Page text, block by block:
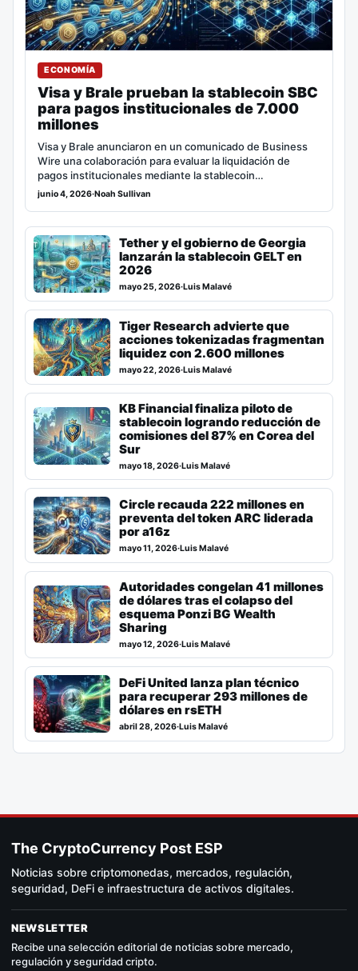
ECONOMÍA
Visa y Brale prueban la stablecoin SBC
para pagos institucionales de 7.000
millones
Visa y Brale anunciaron en un comunicado de Business
Wire una colaboración para evaluar la liquidación de
pagos institucionales mediante la stablecoin…
junio 4, 2026·Noah Sullivan
Tether y el gobierno de Georgia
lanzarán la stablecoin GELT en
2026
mayo 25, 2026·Luis Malavé
Tiger Research advierte que
acciones tokenizadas fragmentan
liquidez con 2.600 millones
mayo 22, 2026·Luis Malavé
KB Financial finaliza piloto de
stablecoin logrando reducción de
comisiones del 87% en Corea del
Sur
mayo 18, 2026·Luis Malavé
Circle recauda 222 millones en
preventa del token ARC liderada
por a16z
mayo 11, 2026·Luis Malavé
Autoridades congelan 41 millones
de dólares tras el colapso del
esquema Ponzi BG Wealth
Sharing
mayo 12, 2026·Luis Malavé
DeFi United lanza plan técnico
para recuperar 293 millones de
dólares en rsETH
abril 28, 2026·Luis Malavé
The CryptoCurrency Post ESP
Noticias sobre criptomonedas, mercados, regulación,
seguridad, DeFi e infraestructura de activos digitales.
NEWSLETTER
Recibe una selección editorial de noticias sobre mercado,
regulación y seguridad cripto.